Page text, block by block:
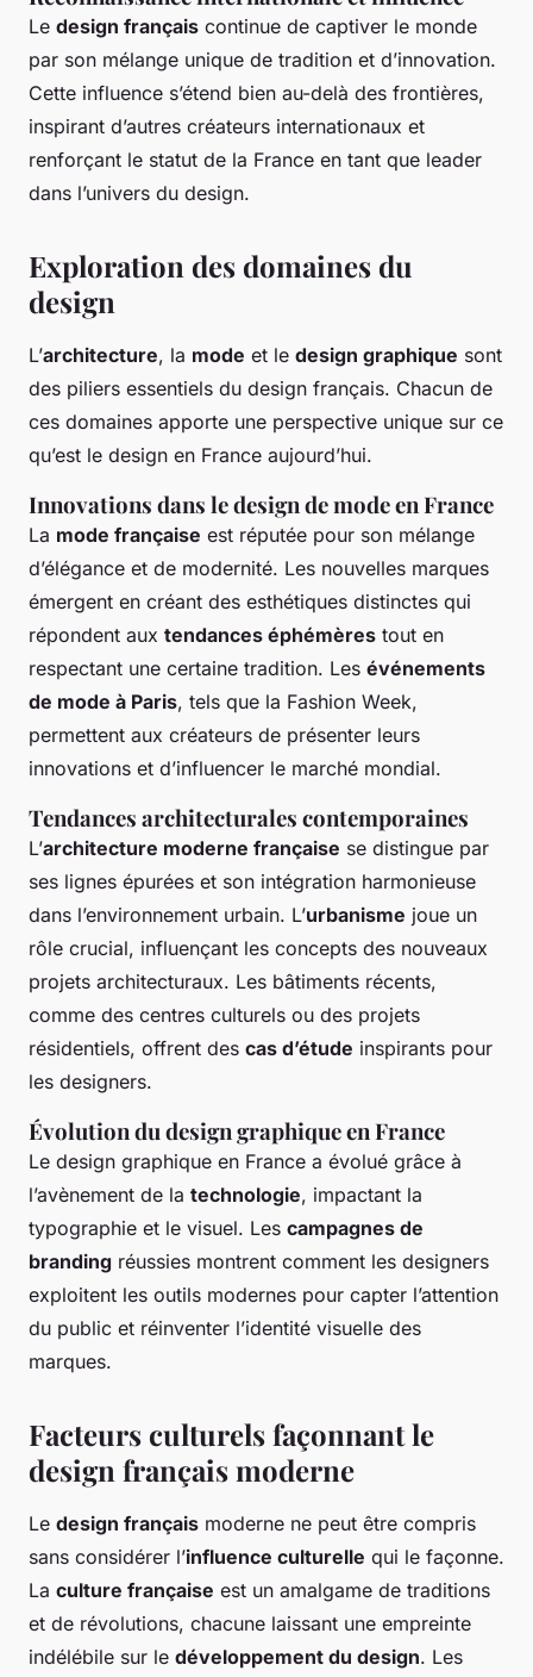
Le design français continue de captiver le monde
par son mélange unique de tradition et d’innovation.
Cette influence s’étend bien au-delà des frontières,
inspirant d’autres créateurs internationaux et
renforçant le statut de la France en tant que leader
dans l’univers du design.
Exploration des domaines du
design
L’architecture, la mode et le design graphique sont
des piliers essentiels du design français. Chacun de
ces domaines apporte une perspective unique sur ce
qu’est le design en France aujourd’hui.
Innovations dans le design de mode en France
La mode française est réputée pour son mélange
d’élégance et de modernité. Les nouvelles marques
émergent en créant des esthétiques distinctes qui
répondent aux tendances éphémères tout en
respectant une certaine tradition. Les événements
de mode à Paris, tels que la Fashion Week,
permettent aux créateurs de présenter leurs
innovations et d’influencer le marché mondial.
Tendances architecturales contemporaines
L’architecture moderne française se distingue par
ses lignes épurées et son intégration harmonieuse
dans l’environnement urbain. L’urbanisme joue un
rôle crucial, influençant les concepts des nouveaux
projets architecturaux. Les bâtiments récents,
comme des centres culturels ou des projets
résidentiels, offrent des cas d’étude inspirants pour
les designers.
Évolution du design graphique en France
Le design graphique en France a évolué grâce à
l’avènement de la technologie, impactant la
typographie et le visuel. Les campagnes de
branding réussies montrent comment les designers
exploitent les outils modernes pour capter l’attention
du public et réinventer l’identité visuelle des
marques.
Facteurs culturels façonnant le
design français moderne
Le design français moderne ne peut être compris
sans considérer l’influence culturelle qui le façonne.
La culture française est un amalgame de traditions
et de révolutions, chacune laissant une empreinte
indélébile sur le développement du design. Les